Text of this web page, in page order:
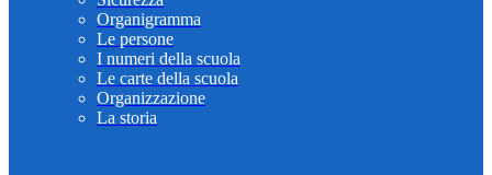
Organigramma
Le persone
I numeri della scuola
Le carte della scuola
Organizzazione
La storia